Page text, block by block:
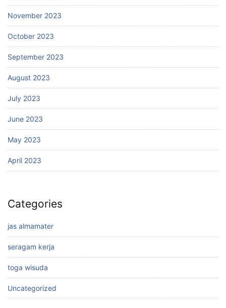
November 2023
October 2023
September 2023
August 2023
July 2023
June 2023
May 2023
April 2023
Categories
jas almamater
seragam kerja
toga wisuda
Uncategorized